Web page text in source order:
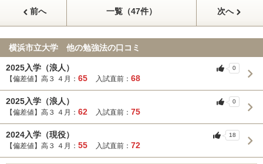
前へ 一覧（47件） 次へ
横浜市立大学 他の勉強法の口コミ
2025入学（浪人）
【偏差値】高３ ４月： 65 入試直前： 68
0
2025入学（浪人）
【偏差値】高３ ４月： 62 入試直前： 75
0
2024入学（現役）
【偏差値】高３ ４月： 55 入試直前： 72
18